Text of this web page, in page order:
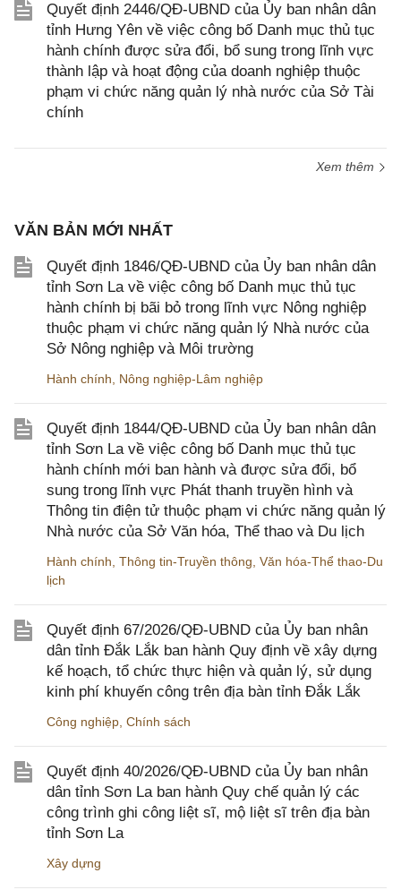
Quyết định 2446/QĐ-UBND của Ủy ban nhân dân
tỉnh Hưng Yên về việc công bố Danh mục thủ tục
hành chính được sửa đổi, bổ sung trong lĩnh vực
thành lập và hoạt động của doanh nghiệp thuộc
phạm vi chức năng quản lý nhà nước của Sở Tài
chính
Xem thêm
VĂN BẢN MỚI NHẤT
Quyết định 1846/QĐ-UBND của Ủy ban nhân dân
tỉnh Sơn La về việc công bố Danh mục thủ tục
hành chính bị bãi bỏ trong lĩnh vực Nông nghiệp
thuộc phạm vi chức năng quản lý Nhà nước của
Sở Nông nghiệp và Môi trường
Hành chính Nông nghiệp-Lâm nghiệp
Quyết định 1844/QĐ-UBND của Ủy ban nhân dân
tỉnh Sơn La về việc công bố Danh mục thủ tục
hành chính mới ban hành và được sửa đổi, bổ
sung trong lĩnh vực Phát thanh truyền hình và
Thông tin điện tử thuộc phạm vi chức năng quản lý
Nhà nước của Sở Văn hóa, Thể thao và Du lịch
Hành chính Thông tin-Truyền thông Văn hóa-Thể thao-Du
lịch
Quyết định 67/2026/QĐ-UBND của Ủy ban nhân
dân tỉnh Đắk Lắk ban hành Quy định về xây dựng
kế hoạch, tổ chức thực hiện và quản lý, sử dụng
kinh phí khuyến công trên địa bàn tỉnh Đắk Lắk
Công nghiệp Chính sách
Quyết định 40/2026/QĐ-UBND của Ủy ban nhân
dân tỉnh Sơn La ban hành Quy chế quản lý các
công trình ghi công liệt sĩ, mộ liệt sĩ trên địa bàn
tỉnh Sơn La
Xây dựng